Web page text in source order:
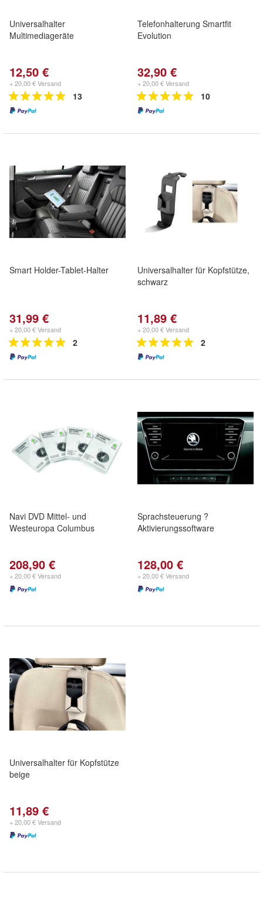
Universalhalter
Multimediageräte
12,50 €
+ 20,00 € Versand
13
Telefonhalterung Smartfit
Evolution
32,90 €
+ 20,00 € Versand
10
Smart Holder-Tablet-Halter
31,99 €
+ 20,00 € Versand
2
Universalhalter für Kopfstütze,
schwarz
11,89 €
+ 20,00 € Versand
2
Navi DVD Mittel- und
Westeuropa Columbus
208,90 €
+ 20,00 € Versand
Sprachsteuerung ?
Aktivierungssoftware
128,00 €
+ 20,00 € Versand
Universalhalter für Kopfstütze
beige
11,89 €
+ 20,00 € Versand